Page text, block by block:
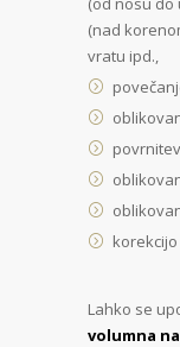
(nad
vratu ipd.,
Lahko se
volumna